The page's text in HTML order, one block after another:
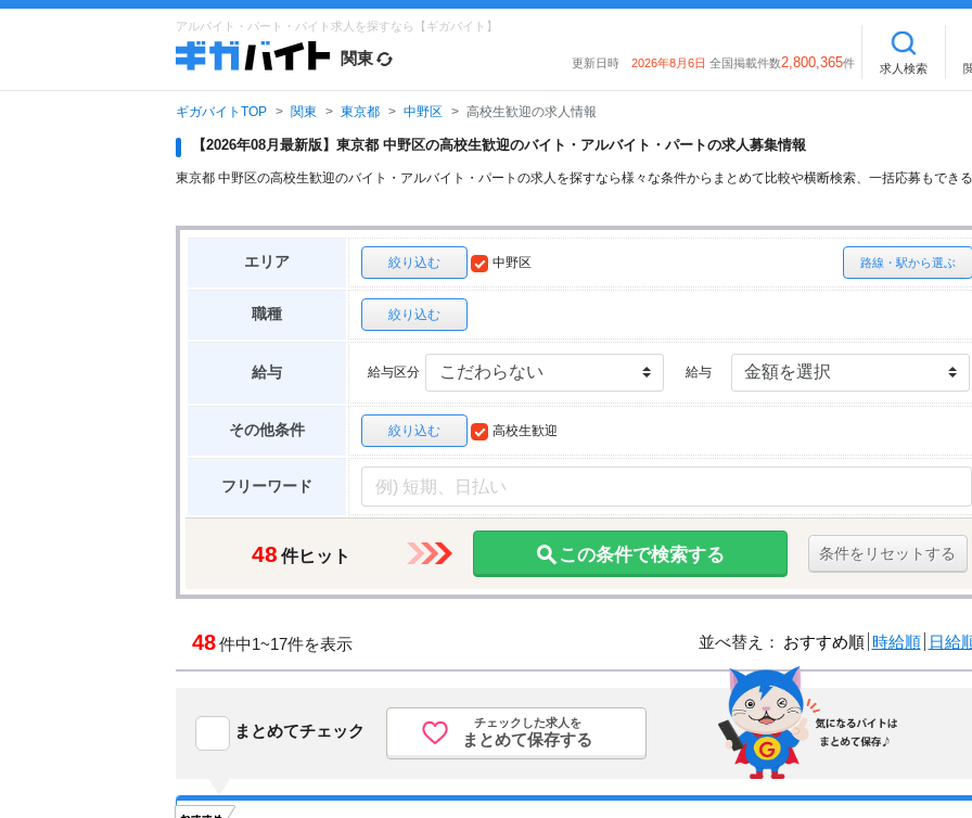
アルバイト・パート・バイト求人を探すなら【ギガバイト】
関東 更新日時 2026年8月6日 全国掲載件数2,800,365件 求人検索
ギガバイトTOP 関東 東京都 中野区 高校生歓迎の求人情報
【2026年08月最新版】東京都 中野区の高校生歓迎のバイト・アルバイト・パートの求人募集情報
東京都 中野区の高校生歓迎のバイト・アルバイト・パートの求人を探すなら様々な条件からまとめて比較や横断検索、一括応募もでき
エリア 絞り込む 路線・駅から選ぶ
中野区
職種 絞り込む
給与 給与区分 給与
その他条件 絞り込む 高校生歓迎
フリーワード
48 件ヒット この条件で検索する 条件をリセットする
48件中1~17件を表示 並べ替え： おすすめ順 時給順 日給
まとめてチェック チェックした求人を
まとめて保存する